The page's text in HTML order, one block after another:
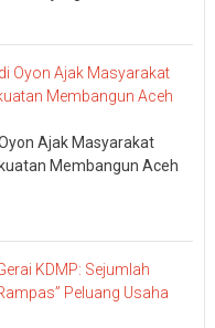
Ajak Masyarakat
Membangun Aceh